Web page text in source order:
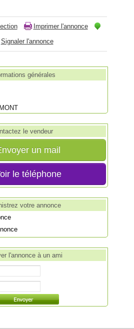
Imprimer l'annonce
Signaler l'annonce
générales
le vendeur
un mail
le téléphone
votre annonce
l'annonce à un ami